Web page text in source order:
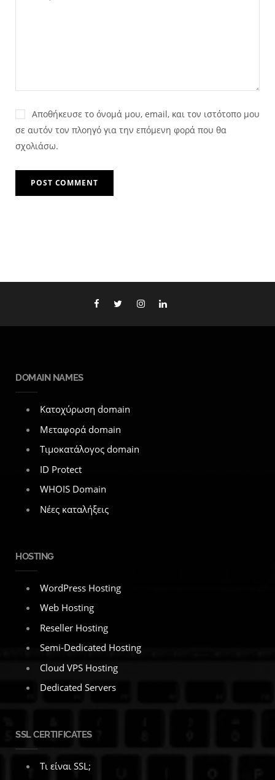
Αποθήκευσε το όνομά μου, email, και τον ιστότοπο μου
σε αυτόν τον πλοηγό για την επόμενη φορά που θα
σχολιάσω.
DOMAIN NAMES
Κατοχύρωση domain
Μεταφορά domain
Τιμοκατάλογος domain
ID Protect
WHOIS Domain
Νέες καταλήξεις
HOSTING
WordPress Hosting
Web Hosting
Reseller Hosting
Semi-Dedicated Hosting
Cloud VPS Hosting
Dedicated Servers
SSL CERTIFICATES
Τι είναι SSL;